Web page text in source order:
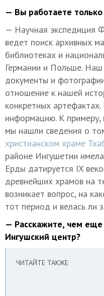
— Вы работаете
— Научная экспедиция
ведет поиск архивных
библиотеках и
Германии и Польше.
документы и
отношение к нашей
конкретных
информацию. К примеру,
мы нашли сведения о
христианском храме
районе Ингушетии
Ерды датируется IX
древнейших храмов на
возникает вопрос, на
тот период и велась ли
— Расскажите, чем
Ингушский центр?
ЧИТАЙТЕ ТАКЖЕ